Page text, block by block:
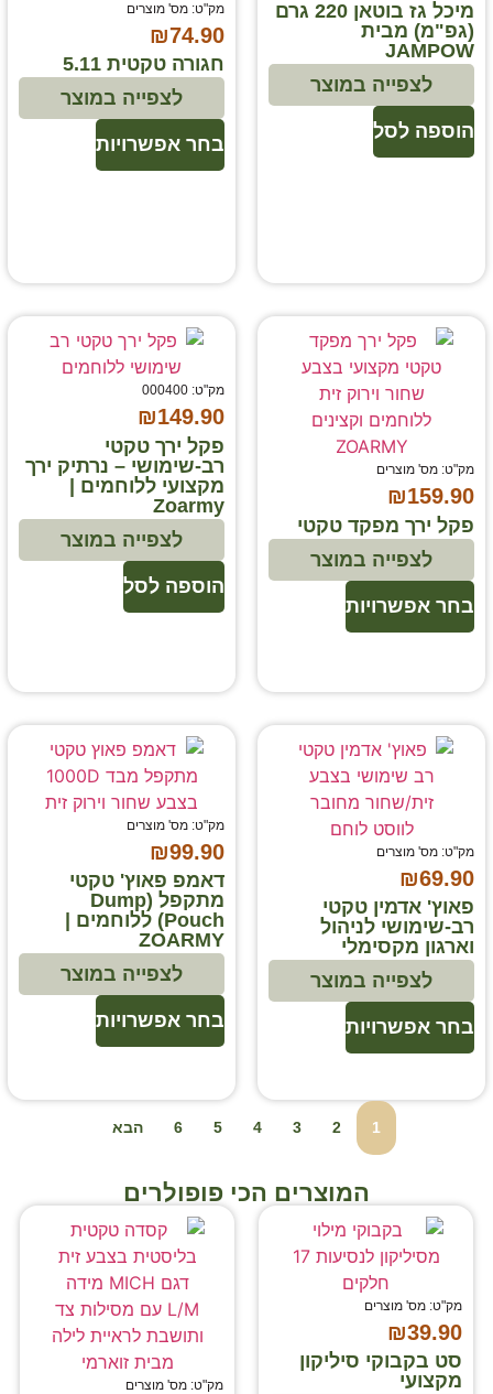
מיכל גז בוטאן 220 גרם
(גפ"מ) מבית
JAMPOW
הוספה לסל
לצפייה במוצר
מק"ט: מס' מוצרים
₪74.90
חגורה טקטית 5.11
בחר אפשרויות
לצפייה במוצר
מק"ט: מס' מוצרים
₪159.90
פקל ירך מפקד טקטי
בחר אפשרויות
לצפייה במוצר
מק"ט: 000400
₪149.90
פקל ירך טקטי
רב-שימושי – נרתיק ירך
מקצועי ללוחמים |
Zoarmy
הוספה לסל
לצפייה במוצר
מק"ט: מס' מוצרים
₪69.90
פאוץ' אדמין טקטי
רב-שימושי לניהול
וארגון מקסימלי
בחר אפשרויות
לצפייה במוצר
מק"ט: מס' מוצרים
₪99.90
דאמפ פאוץ' טקטי
מתקפל (Dump
Pouch) ללוחמים |
ZOARMY
בחר אפשרויות
לצפייה במוצר
1
2
3
4
5
6 הבא
המוצרים הכי פופולרים
מק"ט: מס' מוצרים
₪39.90
סט בקבוקי סיליקון
מקצועי
מק"ט: מס' מוצרים